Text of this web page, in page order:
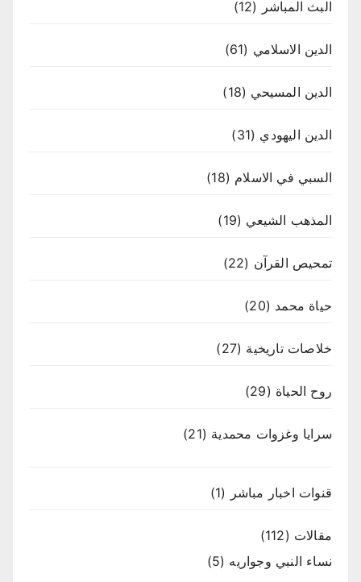
البث المباشر (12)
الدين الاسلامي (61)
الدين المسيحي (18)
الدين اليهودي (31)
السبي في الاسلام (18)
المذهب الشيعي (19)
تمحيص القرآن (22)
حياة محمد (20)
خلاصات تاريخية (27)
روح الحياة (29)
سرايا وغزوات محمدية (21)
قنوات اخبار مباشر (1)
مقالات (112)
نساء النبي وجواريه (5)